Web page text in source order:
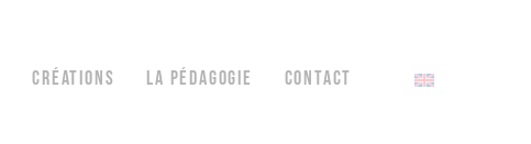
CRÉATIONS LA PÉDAGOGIE CONTACT